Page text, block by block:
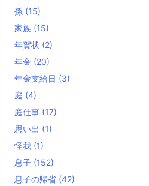
孫 (15)
家族 (15)
年賀状 (2)
年金 (20)
年金支給日 (3)
庭 (4)
庭仕事 (17)
思い出 (1)
怪我 (1)
息子 (152)
息子の帰省 (42)